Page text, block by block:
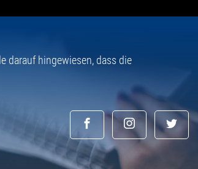
darauf hingewiesen, dass die